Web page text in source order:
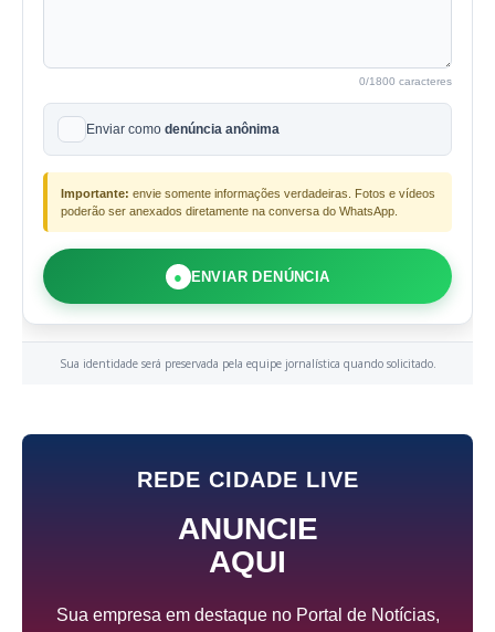
0/1800 caracteres
Enviar como denúncia anônima
Importante: envie somente informações verdadeiras. Fotos e vídeos
poderão ser anexados diretamente na conversa do WhatsApp.
● ENVIAR DENÚNCIA
Sua identidade será preservada pela equipe jornalística quando solicitado.
REDE CIDADE LIVE
ANUNCIE
AQUI
Sua empresa em destaque no Portal de Notícias,